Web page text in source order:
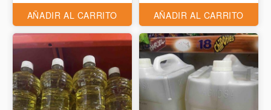
AÑADIR AL CARRITO AÑADIR AL CARRITO